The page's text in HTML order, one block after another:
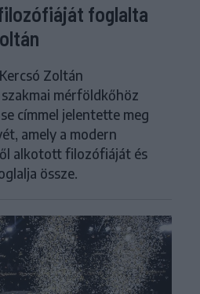
foglalta
Zoltán
mérföldkőhöz
címmel jelentette meg
amely a modern
alkotott filozófiáját és
össze.